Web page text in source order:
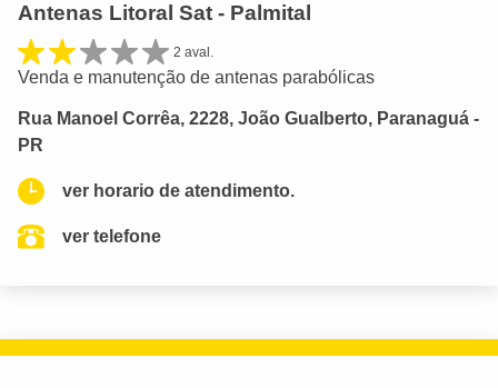
Antenas Litoral Sat - Palmital
2 aval.
Venda e manutenção de antenas parabólicas
Rua Manoel Corrêa, 2228, João Gualberto, Paranaguá -
PR
ver horario de atendimento.
ver telefone